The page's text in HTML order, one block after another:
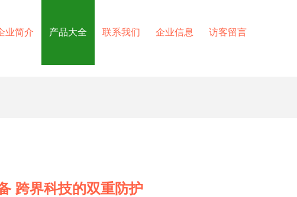
业简介 产品大全 联系我们 企业信息 访客留言
跨界科技的双重防护